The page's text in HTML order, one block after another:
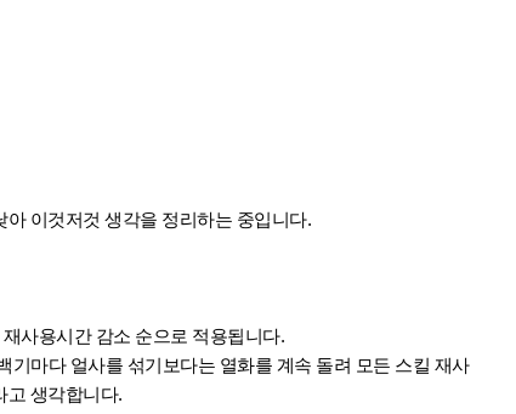
이것저것 생각을 정리하는 중입니다.
사용시간 감소 순으로 적용됩니다.
마다 얼사를 섞기보다는 열화를 계속 돌려 모든 스킬 재사
고 생각합니다.